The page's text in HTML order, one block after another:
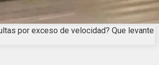
por exceso de velocidad? Que levante